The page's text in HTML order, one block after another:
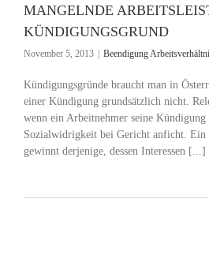
MANGELNDE
KÜNDIGUNGSGRUND
November 5, 2013 Beendigung
Kündigungsgründe braucht man in
einer Kündigung grundsätzlich nicht.
wenn ein Arbeitnehmer seine Kündigung
Sozialwidrigkeit bei Gericht anficht. Ein
gewinnt derjenige, dessen Interessen [...]